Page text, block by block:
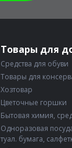
Товары для
Средства для обуви
Товары для
Хозтовар
Цветочные горшки
Бытовая химия,
Одноразовая
туал. бумага,